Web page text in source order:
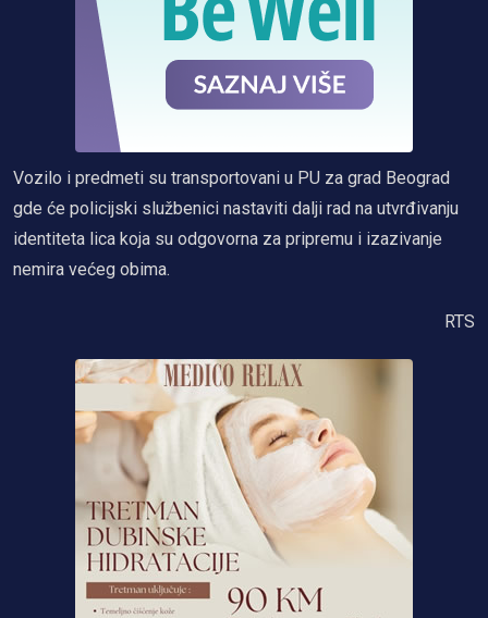
Vozilo i predmeti su transportovani u PU za grad Beograd
gde će policijski službenici nastaviti dalji rad na utvrđivanju
identiteta lica koja su odgovorna za pripremu i izazivanje
nemira većeg obima.
RTS